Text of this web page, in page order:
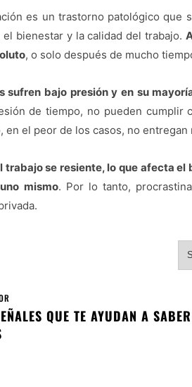
es un trastorno patológico que
bienestar y la calidad del trabajo.
, o solo después de mucho
sufren bajo presión y en su
de tiempo, no pueden cumplir
en el peor de los casos, no entregan
trabajo se resiente, lo que afecta
mismo. Por lo tanto,
QUE TE AYUDAN A SABER